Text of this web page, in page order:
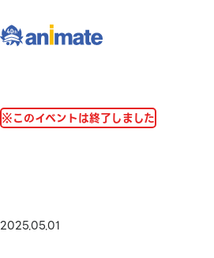
※このイベントは終了しました
2025.05.01